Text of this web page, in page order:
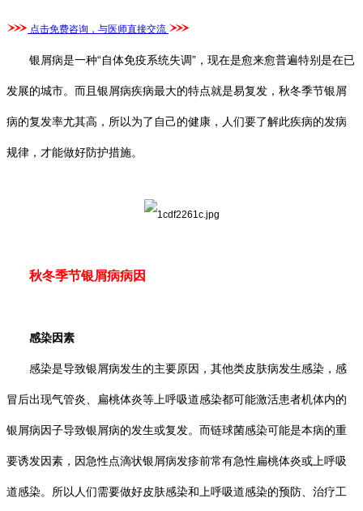
点击免费咨询，与医师直接交流
银屑病是一种“自体免疫系统失调”，现在是愈来愈普遍特别是在已
发展的城市。而且银屑病疾病最大的特点就是易复发，秋冬季节银屑
病的复发率尤其高，所以为了自己的健康，人们要了解此疾病的发病
规律，才能做好防护措施。
秋冬季节银屑病病因
感染因素
感染是导致银屑病发生的主要原因，其他类皮肤病发生感染，感
冒后出现气管炎、扁桃体炎等上呼吸道感染都可能激活患者机体内的
银屑病因子导致银屑病的发生或复发。而链球菌感染可能是本病的重
要诱发因素，因急性点滴状银屑病发疹前常有急性扁桃体炎或上呼吸
道感染。所以人们需要做好皮肤感染和上呼吸道感染的预防、治疗工